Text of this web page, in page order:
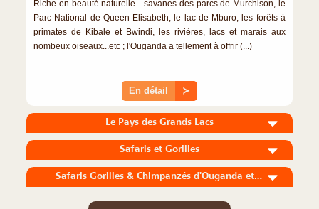
Riche en beauté naturelle - savanes des parcs de Murchison, le
Parc National de Queen Elisabeth, le lac de Mburo, les forêts à
primates de Kibale et Bwindi, les rivières, lacs et marais aux
nombeux oiseaux...etc ; l'Ouganda a tellement à offrir (...)
En détail ≻
Le Pays des Grands Lacs
Safaris et Gorilles
Safaris Gorilles & Chimpanzés d'Ouganda et Faune de Tanzanie